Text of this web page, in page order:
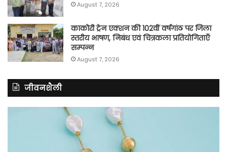
August 7, 2026
काकोरी ट्रेन एक्शन की 102वीं वर्षगांठ पर जिला
स्तरीय भाषण, निबंध एवं चित्रकला प्रतियोगिताएँ
सम्पन्न
August 7, 2026
जीवनशैली